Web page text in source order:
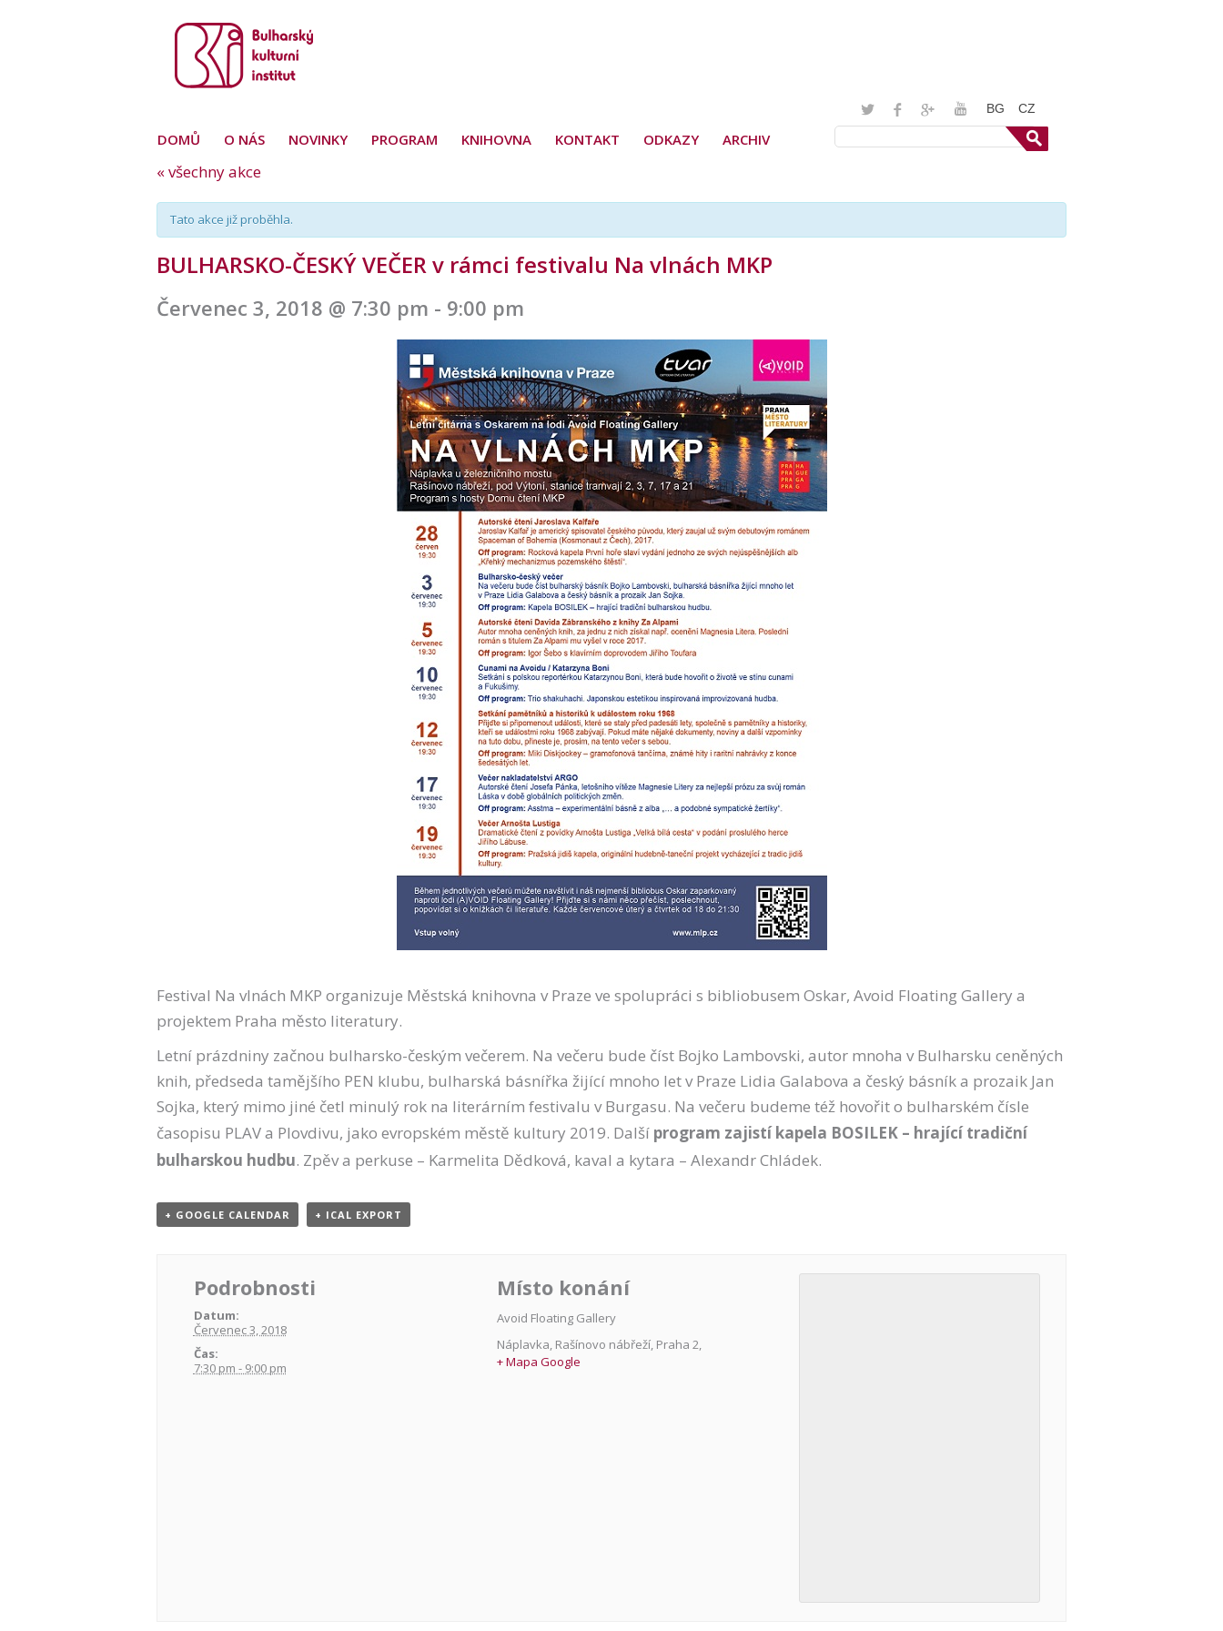
BG CZ
DOMŮ O NÁS NOVINKY PROGRAM KNIHOVNA KONTAKT ODKAZY ARCHIV
« všechny akce
Tato akce již proběhla.
BULHARSKO-ČESKÝ VEČER v rámci festivalu Na vlnách MKP
Červenec 3, 2018 @ 7:30 pm - 9:00 pm
Festival Na vlnách MKP organizuje Městská knihovna v Praze ve spolupráci s bibliobusem Oskar, Avoid Floating Gallery a
projektem Praha město literatury.
Letní prázdniny začnou bulharsko-českým večerem. Na večeru bude číst Bojko Lambovski, autor mnoha v Bulharsku ceněných
knih, předseda tamějšího PEN klubu, bulharská básnířka žijící mnoho let v Praze Lidia Galabova a český básník a prozaik Jan
Sojka, který mimo jiné četl minulý rok na literárním festivalu v Burgasu. Na večeru budeme též hovořit o bulharském čísle
časopisu PLAV a Plovdivu, jako evropském městě kultury 2019. Další program zajistí kapela BOSILEK – hrající tradiční
bulharskou hudbu. Zpěv a perkuse – Karmelita Dědková, kaval a kytara – Alexandr Chládek.
+ GOOGLE CALENDAR + ICAL EXPORT
Podrobnosti
Datum:
Červenec 3, 2018
Čas:
7:30 pm - 9:00 pm
Místo konání
Avoid Floating Gallery
Náplavka, Rašínovo nábřeží, Praha 2,
+ Mapa Google